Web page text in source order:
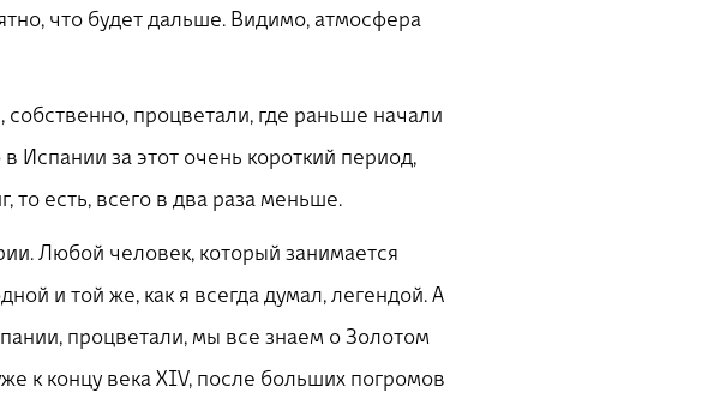
что будет дальше. Видимо, атмосфера
процветали, где раньше начали
Испании за этот очень короткий период,
то есть, всего в два раза меньше.
Любой человек, который занимается
и той же, как я всегда думал, легендой. А
процветали, мы все знаем о Золотом
к концу века XIV, после больших погромов